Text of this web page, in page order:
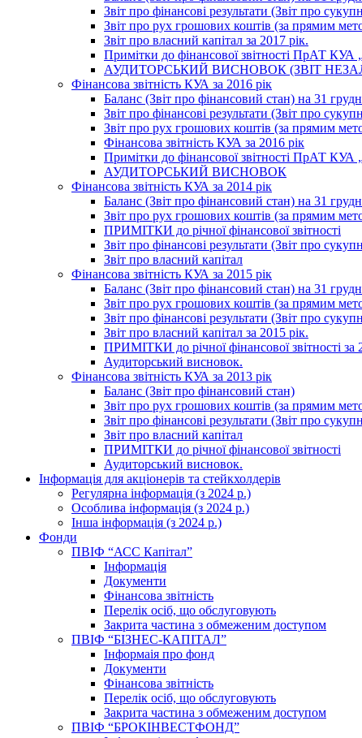
Звіт про фінансові результати (Звіт про
Звіт про рух грошових коштів (за прямим
Звіт про власний капітал за 2017 рік.
Примітки до фінансової звітності ПрАТ КУА
АУДИТОРСЬКИЙ ВИСНОВОК (ЗВІТ
Фінансова звітність КУА за 2016 рік
Баланс (Звіт про фінансовий стан) на 31
Звіт про фінансові результати (Звіт про
Звіт про рух грошових коштів (за прямим
Фінансова звітність КУА за 2016 рік
Примітки до фінансової звітності ПрАТ КУА
АУДИТОРСЬКИЙ ВИСНОВОК
Фінансова звітність КУА за 2014 рік
Баланс (Звіт про фінансовий стан) на 31
Звіт про рух грошових коштів (за прямим
ПРИМІТКИ до річної фінансової звітності
Звіт про фінансові результати (Звіт про
Звіт про власний капітал
Фінансова звітність КУА за 2015 рік
Баланс (Звіт про фінансовий стан) на 31
Звіт про рух грошових коштів (за прямим
Звіт про фінансові результати (Звіт про
Звіт про власний капітал за 2015 рік.
ПРИМІТКИ до річної фінансової звітності за
Аудиторський висновок.
Фінансова звітність КУА за 2013 рік
Баланс (Звіт про фінансовий стан)
Звіт про рух грошових коштів (за прямим
Звіт про фінансові результати (Звіт про
Звіт про власний капітал
ПРИМІТКИ до річної фінансової звітності
Аудиторський висновок.
Інформація для акціонерів та стейкхолдерів
Регулярна інформація (з 2024 р.)
Особлива інформація (з 2024 р.)
Інша інформація (з 2024 р.)
Фонди
ПВІФ “АСС Капітал”
Інформація
Документи
Фінансова звітність
Перелік осіб, що обслуговують
Закрита частина з обмеженим доступом
ПВІФ “БІЗНЕС-КАПІТАЛ”
Інформаія про фонд
Документи
Фінансова звітність
Перелік осіб, що обслуговують
Закрита частина з обмеженим доступом
ПВІФ “БРОКІНВЕСТФОНД”